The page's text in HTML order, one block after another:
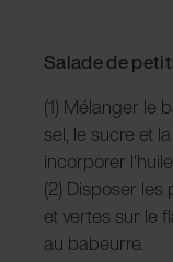
Salade de
(1) Mélanger le
sel, le sucre et
incorporer
(2) Disposer
et vertes sur le
au babeurre.